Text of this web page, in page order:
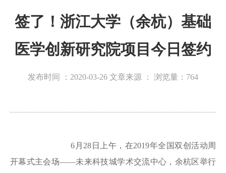
签了！浙江大学（余杭）基础
医学创新研究院项目今日签约
发布时间 ：2020-03-26 文章来源 ： 浏览量： 764
6月28日上午，在2019年全国双创活动周
开幕式主会场——未来科技城学术交流中心，余杭区举行